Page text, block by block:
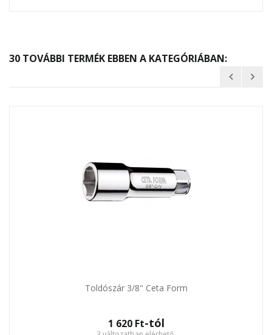
30 TOVÁBBI TERMÉK EBBEN A KATEGÓRIÁBAN:
Toldószár 3/8" Ceta Form
1 620 Ft‎-tól